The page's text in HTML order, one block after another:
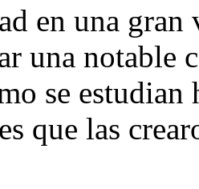
en una gran
una
se
que las